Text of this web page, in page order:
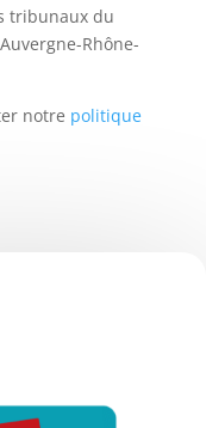
tribunaux du
Rhône-
notre politique